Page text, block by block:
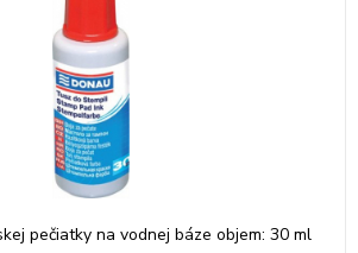
pečiatky na vodnej báze objem: 30 ml